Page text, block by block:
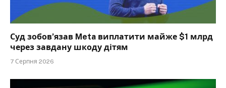
Суд зобов’язав Meta виплатити майже $1 млрд
через завдану шкоду дітям
7 Серпня 2026